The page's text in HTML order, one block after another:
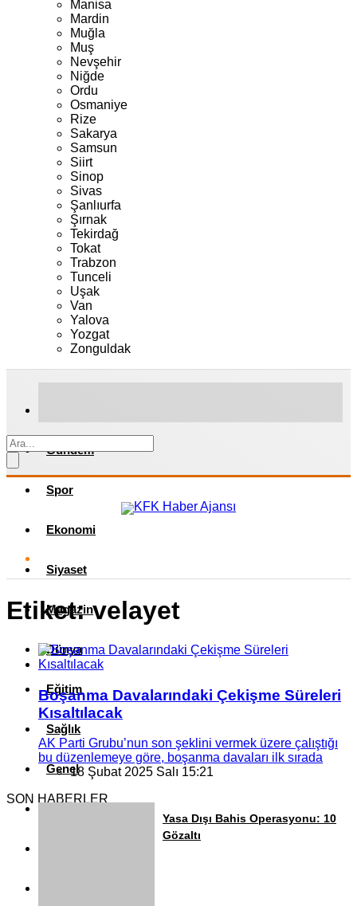
Manisa
Mardin
Muğla
Muş
Nevşehir
Niğde
Ordu
Osmaniye
Rize
Sakarya
Samsun
Siirt
Sinop
Sivas
Şanlıurfa
Şırnak
Tekirdağ
Tokat
Trabzon
Tunceli
Uşak
Van
Yalova
Yozgat
Zonguldak
Gündem
Spor
Ekonomi
Siyaset
Magazin
Dünya
Eğitim
Sağlık
Genel
Etiket:velayet
Boşanma Davalarındaki Çekişme Süreleri
Kısaltılacak
AK Parti Grubu’nun son şeklini vermek üzere çalıştığı
bu düzenlemeye göre, boşanma davaları ilk sırada
18 Şubat 2025 Salı 15:21
SON HABERLER
Yasa Dışı Bahis Operasyonu: 10
Gözaltı